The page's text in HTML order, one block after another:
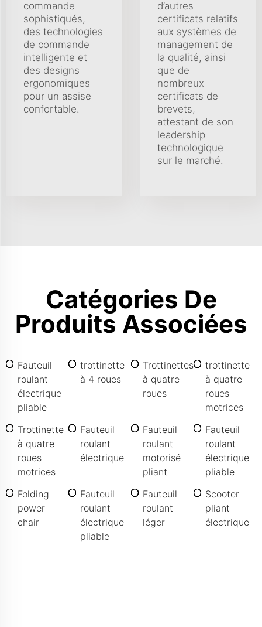
commande
sophistiqués,
des technologies
de commande
intelligente et
des designs
ergonomiques
pour un assise
confortable.
d’autres
certificats relatifs
aux systèmes de
management de
la qualité, ainsi
que de
nombreux
certificats de
brevets,
attestant de son
leadership
technologique
sur le marché.
Catégories De
Produits Associées
Fauteuil
roulant
électrique
pliable
trottinette
à 4 roues
Trottinettes
à quatre
roues
trottinette
à quatre
roues
motrices
Trottinette
à quatre
roues
motrices
Fauteuil
roulant
électrique
Fauteuil
roulant
motorisé
pliant
Fauteuil
roulant
électrique
pliable
Folding
power
chair
Fauteuil
roulant
électrique
pliable
Fauteuil
roulant
léger
Scooter
pliant
électrique